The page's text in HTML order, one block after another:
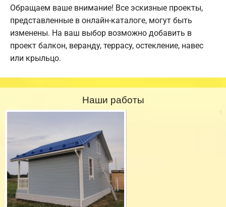
Обращаем ваше внимание! Все эскизные проекты,
представленные в онлайн-каталоге, могут быть
изменены. На ваш выбор возможно добавить в
проект балкон, веранду, террасу, остекление, навес
или крыльцо.
Наши работы